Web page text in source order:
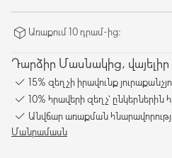
Առաքում 10 դրամ-ից։
Դարձիր Մասնակից, վայելիր
15% զեղչի իրավունք
10% հրավերի զեղչ՝ ընկերներին
Անվճար առաքման
Մանրամասն